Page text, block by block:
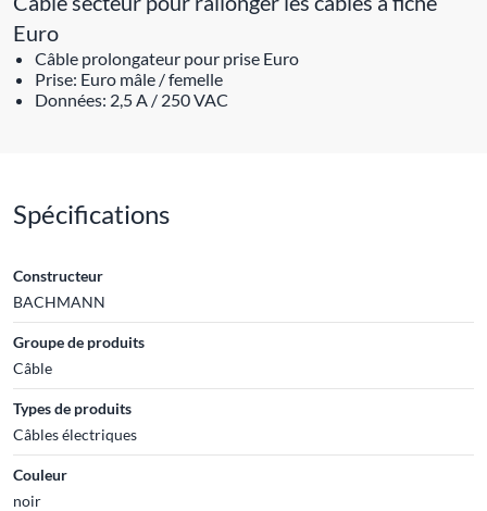
Euro
Câble prolongateur pour prise Euro
Prise: Euro mâle / femelle
Données: 2,5 A / 250 VAC
Spécifications
Constructeur
BACHMANN
Groupe de produits
Câble
Types de produits
Câbles électriques
Couleur
noir